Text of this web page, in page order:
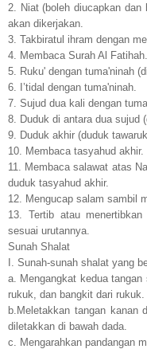
2. Niat (boleh diucapkan
akan dikerjakan.
3. Takbiratul ihram dengan
4. Membaca Surah Al Fatihah.
5. Ruku' dengan tuma'ninah
6. I’tidal dengan tuma'ninah.
7. Sujud dua kali dengan
8. Duduk di antara dua sujud
9. Duduk akhir (duduk
10. Membaca tasyahud akhir.
11. Membaca salawat atas
duduk tasyahud akhir.
12. Mengucap salam sambil
13. Tertib atau
sesuai urutannya.
Sunah Shalat
I. Sunah-sunah shalat yang
a. Mengangkat kedua
rukuk, dan bangkit dari rukuk.
b.Meletakkan tangan kanan
diletakkan di bawah dada.
c. Mengarahkan pandangan